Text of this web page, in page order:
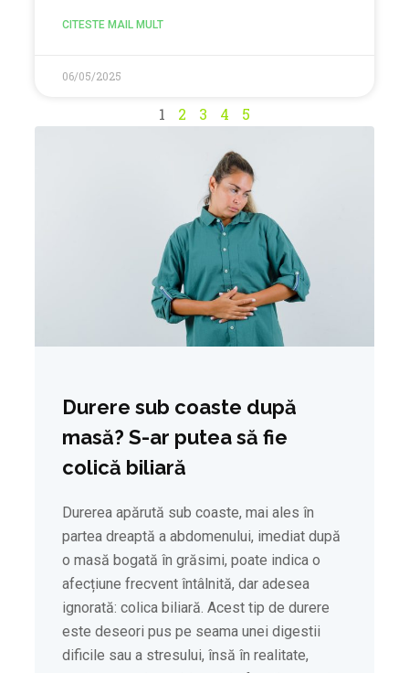
CITESTE MAIL MULT
06/05/2025
1 2 3 4 5
Durere sub coaste după
masă? S-ar putea să fie
colică biliară
Durerea apărută sub coaste, mai ales în
partea dreaptă a abdomenului, imediat după
o masă bogată în grăsimi, poate indica o
afecțiune frecvent întâlnită, dar adesea
ignorată: colica biliară. Acest tip de durere
este deseori pus pe seama unei digestii
dificile sau a stresului, însă în realitate,